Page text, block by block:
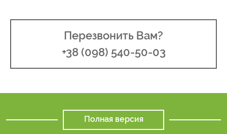
Перезвонить Вам?
+38 (098) 540-50-03
Полная версия